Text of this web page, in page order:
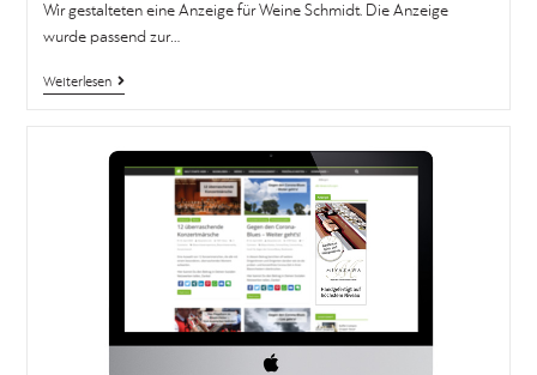
Wir gestalteten eine Anzeige für Weine Schmidt. Die Anzeige
wurde passend zur…
Weiterlesen